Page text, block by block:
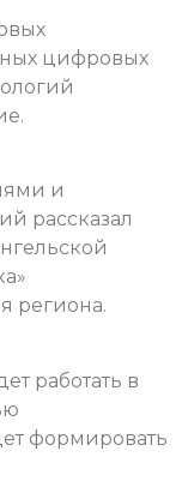
цифровых
и
рассказал
региона.
работать в
формировать